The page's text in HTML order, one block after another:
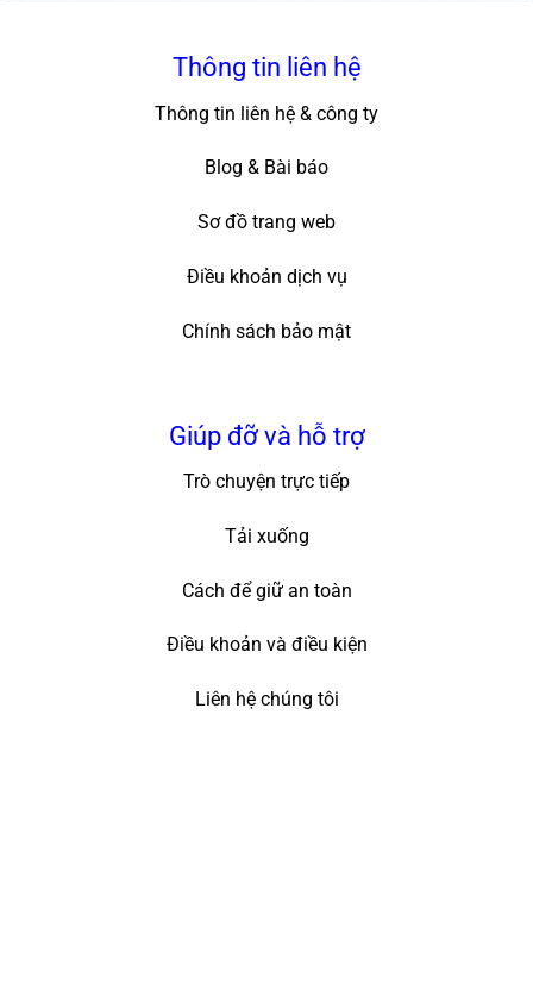
Thông tin liên hệ
Thông tin liên hệ & công ty
Blog & Bài báo
Sơ đồ trang web
Điều khoản dịch vụ
Chính sách bảo mật
Giúp đỡ và hỗ trợ
Trò chuyện trực tiếp
Tải xuống
Cách để giữ an toàn
Điều khoản và điều kiện
Liên hệ chúng tôi